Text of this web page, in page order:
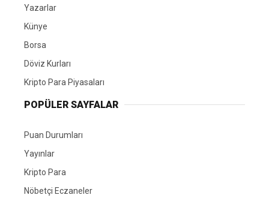
Yazarlar
Künye
Borsa
Döviz Kurları
Kripto Para Piyasaları
POPÜLER SAYFALAR
Puan Durumları
Yayınlar
Kripto Para
Nöbetçi Eczaneler